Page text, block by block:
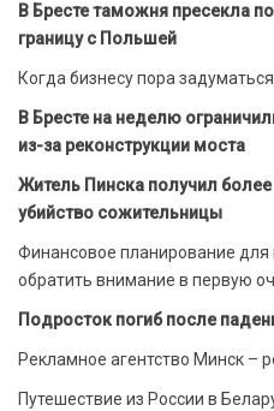
В Бресте таможня пресекла
границу с Польшей
Когда бизнесу пора
В Бресте на неделю
из-за реконструкции моста
Житель Пинска получил
убийство сожительницы
Финансовое планирование для
обратить внимание в первую
Подросток погиб после
Рекламное агентство Минск –
Путешествие из России в